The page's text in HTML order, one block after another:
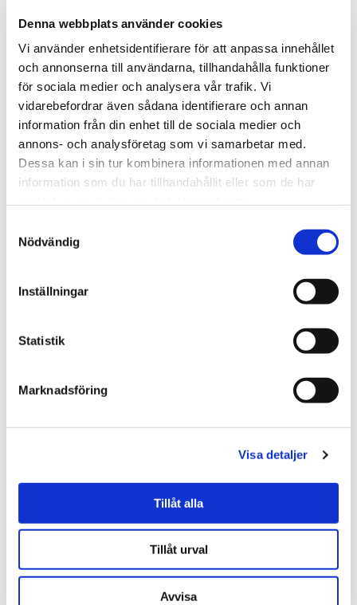
Denna webbplats använder cookies
Vi använder enhetsidentifierare för att anpassa innehållet
och annonserna till användarna, tillhandahålla funktioner
för sociala medier och analysera vår trafik. Vi
vidarebefordrar även sådana identifierare och annan
information från din enhet till de sociala medier och
annons- och analysföretag som vi samarbetar med.
Dessa kan i sin tur kombinera informationen med annan
information som du har tillhandahållit eller som de har
Nödvändig
Inställningar
Statistik
Marknadsföring
Visa detaljer
Tillåt alla
Tillåt urval
Avvisa
4 varianter
Kattkompisar -
Teddykompaniet
★★ ★★★
125.00 kr
Lammet Lisa (liggande),
40cm - Teddykompaniet
★★ ★ ★ ★
179.00 kr
169.00 kr 849.00 kr